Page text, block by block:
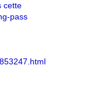
cette
pass